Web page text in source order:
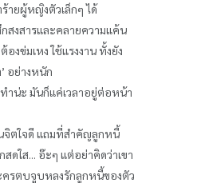
ายผู้หญิงตัวเล็กๆ ได้
สงสารและคลายความแค้น
องข่มเหง ใช้แรงงาน ทั้งยัง
อย่างหนัก
ำน่ะ มันก็แค่เวลาอยู่ต่อหน้า
จิตใจดี แถมที่สำคัญลูกหนี้
ใส... อ๊ะๆ แต่อย่าคิดว่าเขา
รตบจูบหลงรักลูกหนี้ของตัว